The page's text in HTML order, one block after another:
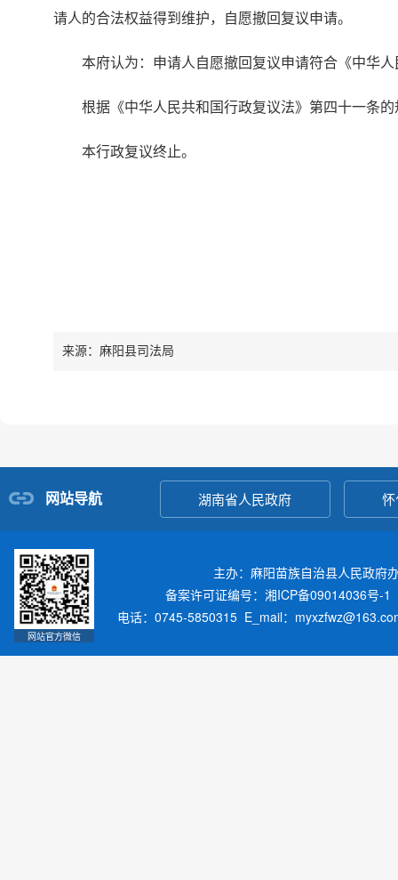
请人的合法权益得到维护，自愿撤回复议申请。
本府认为：申请人自愿撤回复议申请符合《中华
根据《中华人民共和国行政复议法》第四十一条
本行政复议终止。
来源：麻阳县司法局
网站导航 湖南省人民政府
网站官方微信
主办：麻阳苗族自治县人民政
备案许可证编号：湘ICP备09014036号-1
电话：0745-5850315 E_mail：